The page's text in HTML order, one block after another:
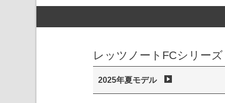
レッツノートFCシリーズ
2025年夏モデル